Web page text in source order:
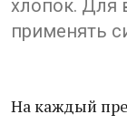
хлопок. Для
применять
На каждый